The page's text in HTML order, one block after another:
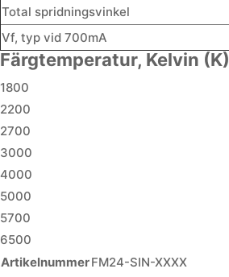
Total spridningsvinkel
Vf, typ vid 700mA
Färgtemperatur, Kelvin (K)
1800
2200
2700
3000
4000
5000
5700
6500
ArtikelnummerFM24-SIN-XXXX